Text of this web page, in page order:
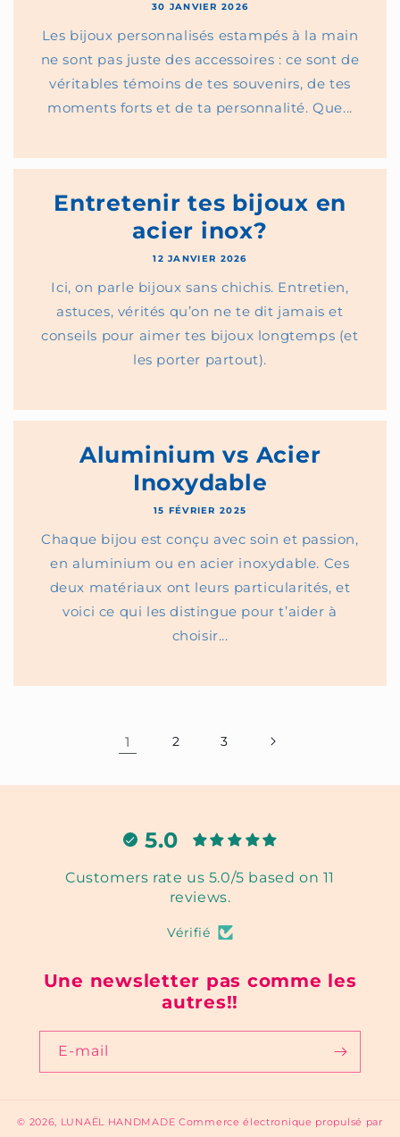
30 JANVIER 2026
Les bijoux personnalisés estampés à la main
ne sont pas juste des accessoires : ce sont de
véritables témoins de tes souvenirs, de tes
moments forts et de ta personnalité. Que...
Entretenir tes bijoux en
acier inox?
12 JANVIER 2026
Ici, on parle bijoux sans chichis. Entretien,
astuces, vérités qu’on ne te dit jamais et
conseils pour aimer tes bijoux longtemps (et
les porter partout).
Aluminium vs Acier
Inoxydable
15 FÉVRIER 2025
Chaque bijou est conçu avec soin et passion,
en aluminium ou en acier inoxydable. Ces
deux matériaux ont leurs particularités, et
voici ce qui les distingue pour t’aider à
choisir...
1 2 3
5.0
Customers rate us 5.0/5 based on 11
reviews.
Vérifié
Une newsletter pas comme les
autres!!
E-mail
© 2026, LUNAËL HANDMADE Commerce électronique propulsé par